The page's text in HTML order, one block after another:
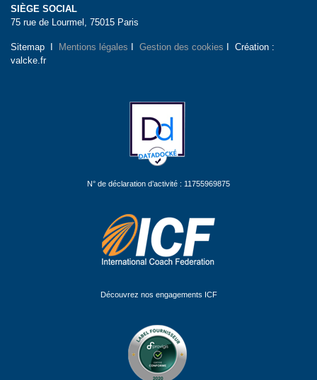
SIÈGE SOCIAL
75 rue de Lourmel, 75015 Paris
Sitemap I Mentions légales Gestion des cookies I Création :
valcke.fr
N° de déclaration d’activité : 11755969875
Découvrez nos engagements ICF